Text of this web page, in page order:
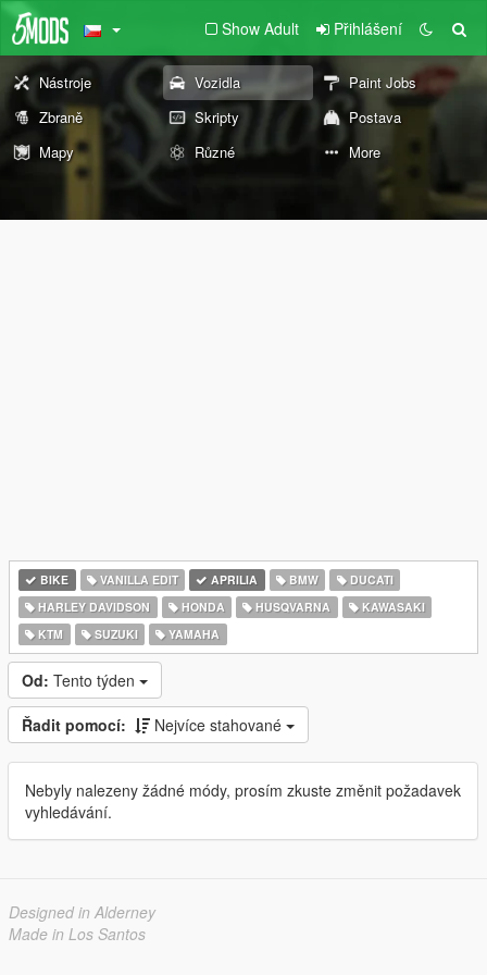
Show Adult Přihlášení
Nástroje Vozidla
Paint Jobs
Zbraně
Skripty
Postava
Mapy
Různé More
BIKE VANILLA EDIT APRILIA BMW
DUCATI
HARLEY DAVIDSON
HONDA HUSQVARNA
KAWASAKI
KTM
SUZUKI YAMAHA
Od: Tento týden
Řadit pomocí: Nejvíce stahované
Nebyly nalezeny žádné módy, prosím zkuste změnit požadavek
vyhledávání.
Designed in Alderney
Made in Los Santos